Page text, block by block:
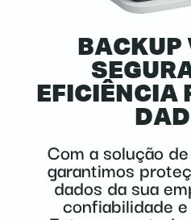
BACKUP
EFICIÊNCIA
Com a solução
garantimos
dados da sua
confiabilidade